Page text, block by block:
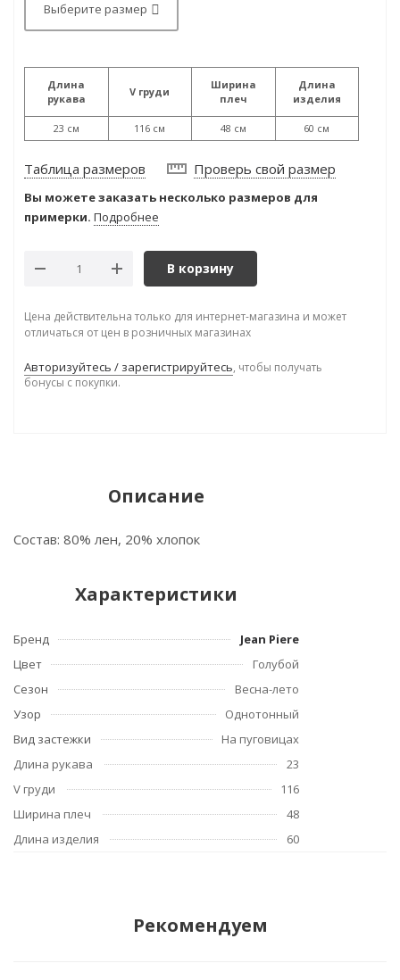
Выберите размер
Длина
рукава
23 см
V груди
116 см
Ширина
плеч
48 см
Длина
изделия
60 см
Таблица размеров Проверь свой размер
Вы можете заказать несколько размеров для
примерки. Подробнее
В корзину
Цена действительна только для интернет-магазина и может
отличаться от цен в розничных магазинах
Авторизуйтесь / зарегистрируйтесь, чтобы получать
бонусы с покупки.
Описание
Состав: 80% лен, 20% хлопок
Характеристики
Бренд
Jean Piere
Цвет
Голубой
Сезон
Весна-лето
Узор
Однотонный
Вид застежки
На пуговицах
Длина рукава
23
V груди
116
Ширина плеч
48
Длина изделия
60
Рекомендуем